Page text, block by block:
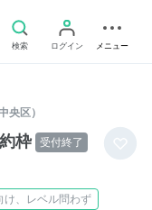
検索
ログイン メニュー
央区）
枠 受付終了
け、レベル問わず